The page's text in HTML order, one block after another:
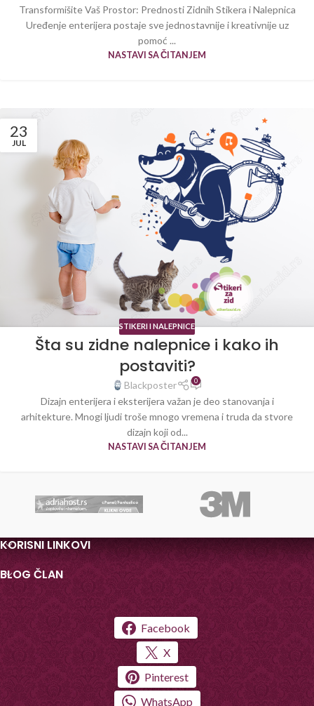
Transformišite Vaš Prostor: Prednosti Zidnih Stikera i Nalepnica
Uređenje enterijera postaje sve jednostavnije i kreativnije uz
pomoć ...
NASTAVI SA ČITANJEM
23
JUL
STIKERI I NALEPNICE
Šta su zidne nalepnice i kako ih
postaviti?
Blackposter 0
Dizajn enterijera i eksterijera važan je deo stanovanja i
arhitekture. Mnogi ljudi troše mnogo vremena i truda da stvore
dizajn koji od...
NASTAVI SA ČITANJEM
KORISNI LINKOVI
BLOG ČLAN
Facebook
X
Pinterest
WhatsApp